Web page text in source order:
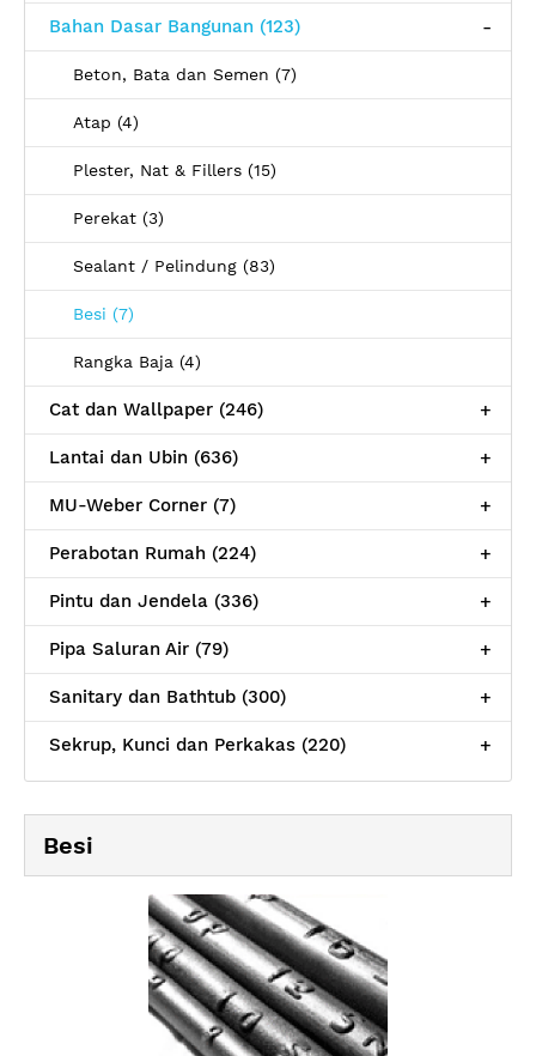
Bahan Dasar Bangunan (123) -
Beton, Bata dan Semen (7)
Atap (4)
Plester, Nat & Fillers (15)
Perekat (3)
Sealant / Pelindung (83)
Besi (7)
Rangka Baja (4)
Cat dan Wallpaper (246) +
Lantai dan Ubin (636) +
MU-Weber Corner (7) +
Perabotan Rumah (224) +
Pintu dan Jendela (336) +
Pipa Saluran Air (79) +
Sanitary dan Bathtub (300) +
Sekrup, Kunci dan Perkakas (220) +
Besi